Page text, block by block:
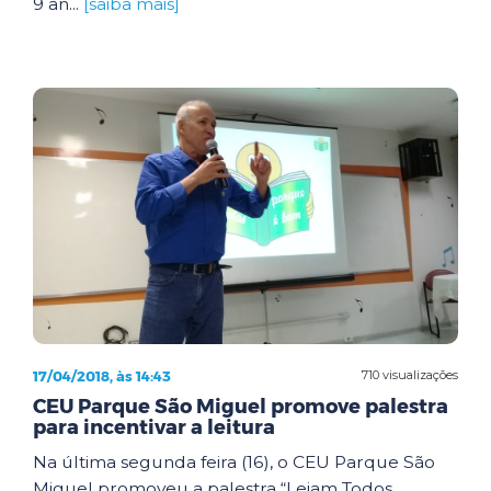
710 visualizações
17/04/2018, às 14:43
CEU Parque São Miguel promove palestra
para incentivar a leitura
Na última segunda feira (16), o CEU Parque São